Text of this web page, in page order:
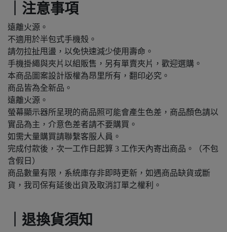
｜注意事項
遠離火源。
不適用於半包式手機殼。
請勿拉扯甩盪，以免快速減少使用壽命。
手機掛繩與夾片以組販售，另有單賣夾片，歡迎選購。
本商品圖案設計版權為昂里所有，翻印必究。
商品皆為全新品。
遠離火源。
螢幕顯示器所呈現的商品照可能會產生色差，商品顏色請以
實品為主，介意色差者請不要購買。
如需大量購買請聯繫客服人員。
完成付款後，次一工作日起算 3 工作天內寄出商品。（不包
含假日）
商品數量有限，系統庫存非即時更新，如遇商品缺貨或斷
貨，我司保有延後出貨及取消訂單之權利。
｜退換貨須知